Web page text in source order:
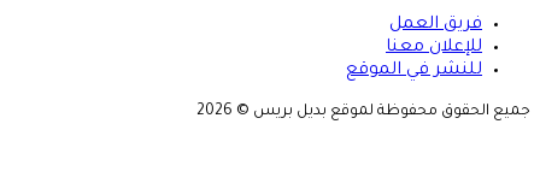
فريق العمل
للإعلان معنا
للنشر في الموقع
جميع الحقوق محفوظة لموقع بديل بريس © 2026